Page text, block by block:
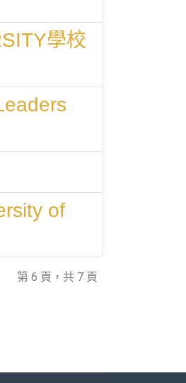
學校
of
第 6 頁，共 7 頁